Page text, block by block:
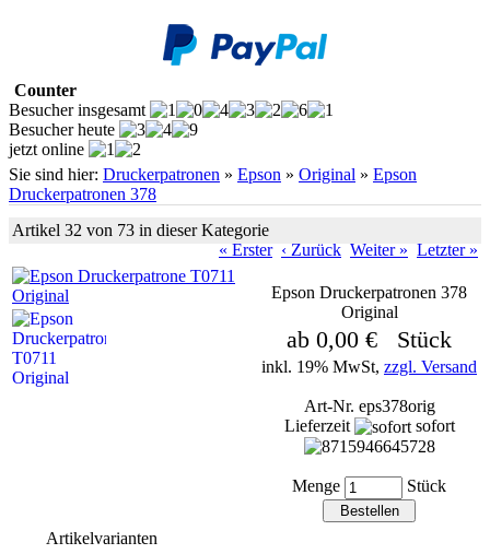
Counter
Besucher insgesamt
Besucher heute
jetzt online
Sie sind hier: Druckerpatronen » Epson » Original » Epson
Druckerpatronen 378
Artikel 32 von 73 in dieser Kategorie
« Erster ‹ Zurück Weiter » Letzter »
Epson Druckerpatronen 378
Original
ab 0,00 € Stück
inkl. 19% MwSt, zzgl. Versand
Art-Nr. eps378orig
Lieferzeit
sofort
Menge Stück
Artikelvarianten